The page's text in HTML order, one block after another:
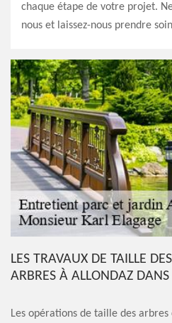
chaque étape de votre projet.
nous et laissez-nous prendre
LES TRAVAUX DE TAILLE
ARBRES À ALLONDAZ
Les opérations de taille des arbres